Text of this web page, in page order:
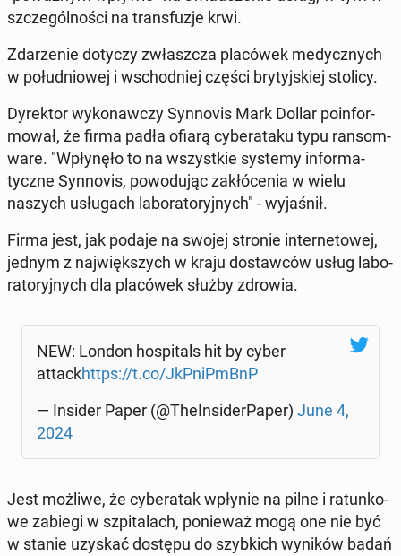
szcze­gól­no­ści na trans­fu­zje krwi.
Zda­rze­nie dotyczy zwłasz­cza pla­có­wek me­dycz­nych
w po­łu­dnio­wej i wschod­niej części bry­tyj­skiej stolicy.
Dy­rek­tor wy­ko­naw­czy Syn­no­vis Mark Dollar po­in­for­
mo­wał, że firma padła ofiarą cy­be­ra­ta­ku typu ran­som­
wa­re. "Wpły­nę­ło to na wszyst­kie systemy in­for­ma­
tycz­ne Syn­no­vis, po­wo­du­jąc za­kłó­ce­nia w wielu
naszych usłu­gach la­bo­ra­to­ryj­nych" - wy­ja­śnił.
Firma jest, jak podaje na swojej stronie in­ter­ne­to­wej,
jednym z naj­więk­szych w kraju do­staw­ców usług la­bo­
ra­to­ryj­nych dla pla­có­wek służby zdrowia.
NEW: London ho­spi­tals hit by cyber
attackhttps://t.co/JkP­niPmBnP
— Insider Paper (@The­In­si­der­Pa­per) June 4,
2024
Jest możliwe, że cy­be­ra­tak wpłynie na pilne i ra­tun­ko­
we zabiegi w szpi­ta­lach, po­nie­waż mogą one nie być
w stanie uzyskać dostępu do szyb­kich wyników badań